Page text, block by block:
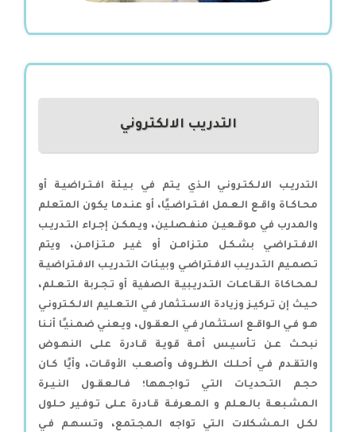
التدريب الالكتروني
التدريـب الالـكتـرونـي الـذي يـتم في بـيـئة افـتـراضيـة أو
محـاكـاة واقـع الـعـمل افـتـراضـيًا، أو عنـدما يكون المتعلم
والمدرب في موقـعيـن منفـصلـين، ويـمكـن إجـراء التـدريـب
الافـتـراضـي بشـكـل متـزامـن أو غيـر مـتـزامـن، ويتم
تـصمـيم التـدريـب الافـتراضـي وبيـئات التـدريـب الافـتراضيـة
لـمحـاكاة الـقـاعـات التـدريـبيـة الصفية أو تـجـربة التـعـلم،
حـيـث إن تـركيـز وزيادة الاسـتـثمار فـي التـعـليم الالـكـترونـي
هـو فـي الـواقـع اسـتثـمار فـي الـعقـول، ويـعنـي ضمـنيـًا أنـنا
نبحـث عـن تـأسيـس أمـة قويـة قـادرة علـى النهـوض
والتقـدم فـي أحـلـك الظـروف وأصعـب الأوقـات، وأيًا كـان
حجـم التـحديـات التـي تـواجـهها؛ فـالـعقـول النـيـرة
الـمشـبعـة بالـعـلم و المـعرفـة قـادرة عـلى تـوفـير حـلول
لكـل الـمـشـكلات الـتي تواجه الـمجـتمع، وتـسهـم فـي